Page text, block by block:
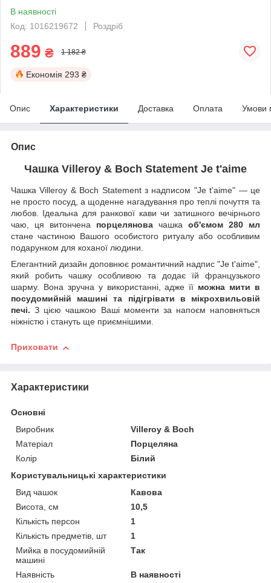
В наявності
Код: 1016219672
Роздріб
889 ₴ 1 182 ₴
Економія 293 ₴
Опис Характеристики Доставка Оплата Умови
Опис
Чашка Villeroy & Boch Statement Je t'aime
Чашка Villeroy & Boch Statement з надписом "Je t'aime" — це
не просто посуд, а щоденне нагадування про теплі почуття та
любов. Ідеальна для ранкової кави чи затишного вечірнього
чаю, ця витончена порцелянова чашка об'ємом 280 мл
стане частиною Вашого особистого ритуалу або особливим
подарунком для коханої людини.
Елегантний дизайн доповнює романтичний надпис "Je t'aime",
який робить чашку особливою та додає їй французького
шарму. Вона зручна у використанні, адже її можна мити в
посудомийній машині та підігрівати в мікрохвильовій
печі.З цією чашкою Ваші моменти за напоєм наповняться
ніжністю і стануть ще приємнішими.
Приховати
Характеристики
Основні
Виробник
Villeroy & Boch
Матеріал
Порцеляна
Колір
Білий
Користувальницькі характеристики
Вид чашок
Кавова
Висота, см
10,5
Кількість персон
1
Кількість предметів, шт
1
Мийка в посудомийній
машині
Так
Наявність
В наявності